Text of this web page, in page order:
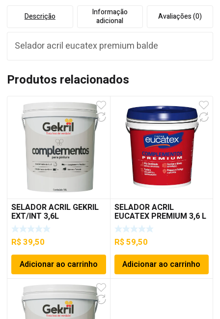
Descrição
Informação
adicional
Avaliações (0)
Selador acril eucatex premium balde
Produtos relacionados
SELADOR ACRIL GEKRIL
EXT/INT 3,6L
R$39,50
Adicionar ao carrinho
SELADOR ACRIL
EUCATEX PREMIUM 3,6 L
R$59,50
Adicionar ao carrinho